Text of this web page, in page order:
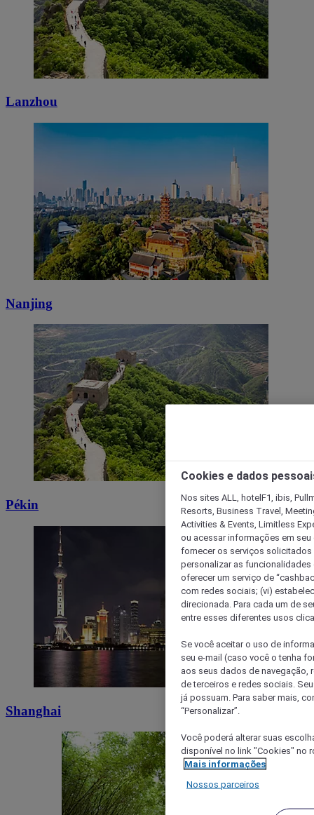
Lanzhou
Nanjing
Pékin
Shanghai
Cookies e dados
Nos sites ALL, hotelF1, ibis,
Resorts, Business Travel,
Activities & Events, Limitless
ou acessar informações em
fornecer os serviços solicitados
personalizar as
oferecer um serviço de
com redes sociais; (vi)
direcionada. Para cada um de
entre esses diferentes usos
Se você aceitar o uso de
seu e-mail (caso você o tenha
aos seus dados de navegação,
de terceiros e redes sociais.
já possuam. Para saber mais,
“Personalizar”.
Você poderá alterar suas
disponível no link "Cookies" no
Mais informações
Nossos parceiros